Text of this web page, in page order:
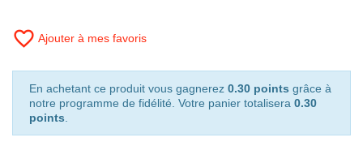
favorite_border Ajouter à mes favoris
En achetant ce produit vous gagnerez 0.30 points grâce à
notre programme de fidélité. Votre panier totalisera 0.30
points